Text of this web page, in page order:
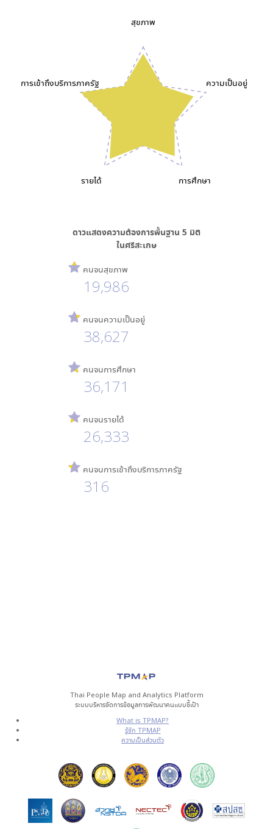
สุขภาพ
ความเป็นอยู่
การศึกษา
รายได้
การเข้าถึงบริการภาครัฐ
ดาวแสดงความต้องการพื้นฐาน 5 มิติ
ในศรีสะเกษ
คนจนสุขภาพ
19,986
คนจนความเป็นอยู่
38,627
คนจนการศึกษา
36,171
คนจนรายได้
26,333
คนจนการเข้าถึงบริการภาครัฐ
316
Thai People Map and Analytics Platform
ระบบบริหารจัดการข้อมูลการพัฒนาคนแบบชี้เป้า
What is TPMAP?
รู้จัก TPMAP
ความเป็นส่วนตัว